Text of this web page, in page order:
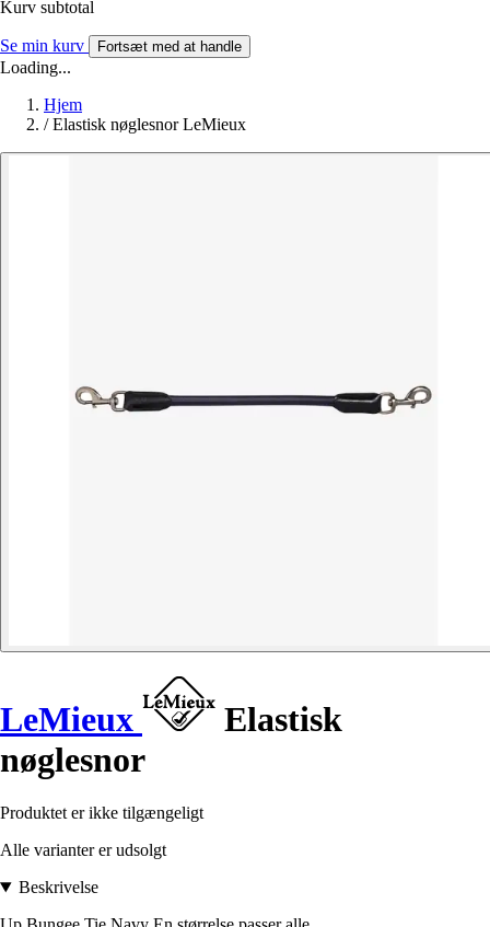
Kurv subtotal
Se min kurv Fortsæt med at handle
Loading...
Hjem
/ Elastisk nøglesnor LeMieux
LeMieux
Elastisk
nøglesnor
Produktet er ikke tilgængeligt
Alle varianter er udsolgt
Beskrivelse